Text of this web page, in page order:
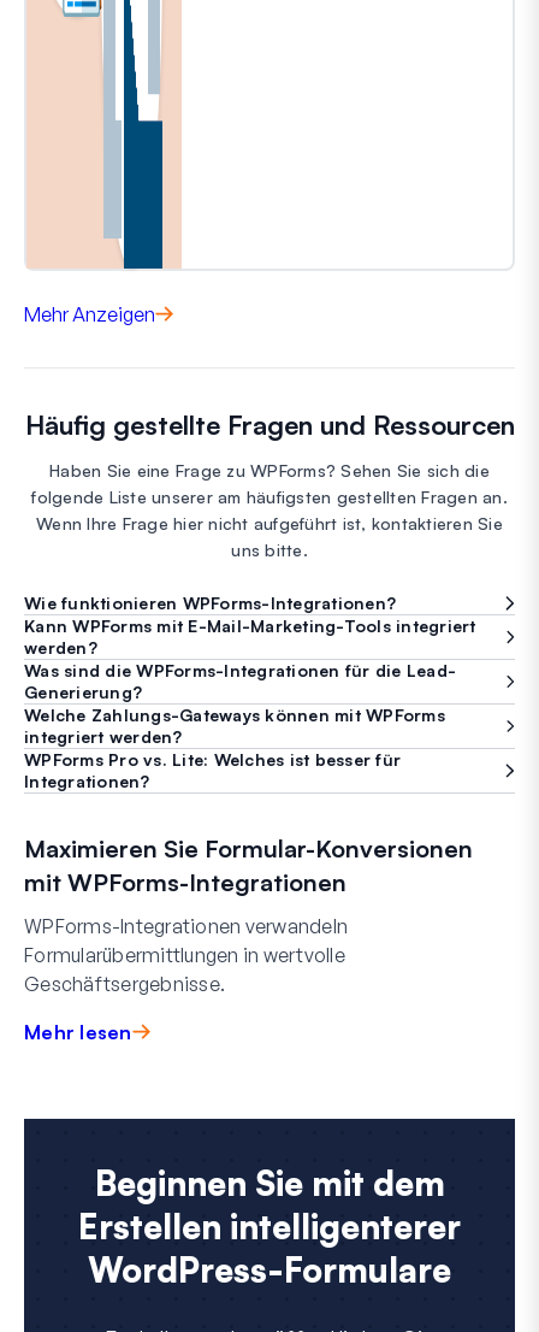
Mehr Anzeigen
Häufig gestellte Fragen und Ressourcen
Haben Sie eine Frage zu WPForms? Sehen Sie sich die
folgende Liste unserer am häufigsten gestellten Fragen an.
Wenn Ihre Frage hier nicht aufgeführt ist, kontaktieren Sie
uns bitte.
Wie funktionieren WPForms-Integrationen?
Kann WPForms mit E-Mail-Marketing-Tools integriert
werden?
Was sind die WPForms-Integrationen für die Lead-
Generierung?
Welche Zahlungs-Gateways können mit WPForms
integriert werden?
WPForms Pro vs. Lite: Welches ist besser für
Integrationen?
Maximieren Sie Formular-Konversionen
mit WPForms-Integrationen
WPForms-Integrationen verwandeln
Formularübermittlungen in wertvolle
Geschäftsergebnisse.
Mehr lesen
Beginnen Sie mit dem
Erstellen intelligenterer
WordPress-Formulare